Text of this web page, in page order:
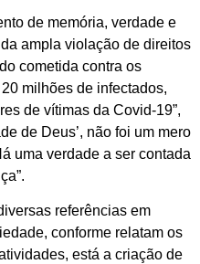
de memória, verdade e
ampla violação de direitos
cometida contra os
milhões de infectados,
de vítimas da Covid-19”,
de Deus’, não foi um mero
uma verdade a ser contada
referências em
conforme relatam os
está a criação de